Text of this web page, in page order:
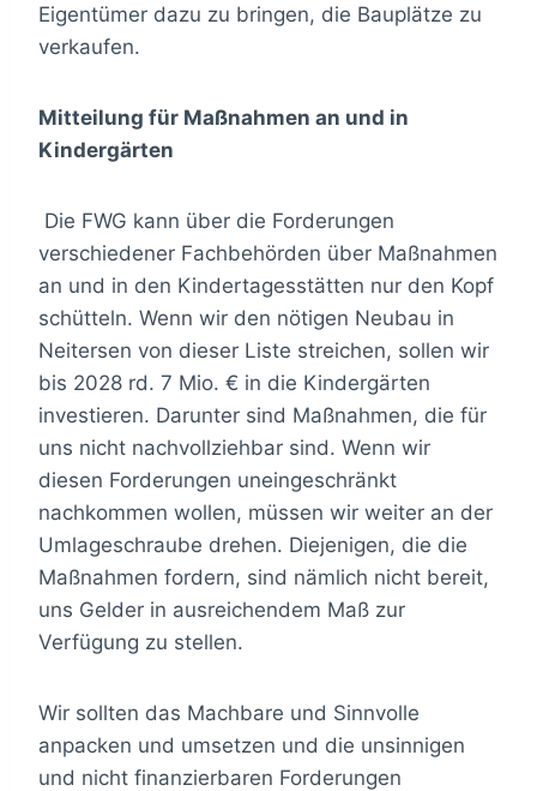
Eigentümer dazu zu bringen, die Bauplätze zu
verkaufen.
Mitteilung für Maßnahmen an und in
Kindergärten
Die FWG kann über die Forderungen
verschiedener Fachbehörden über Maßnahmen
an und in den Kindertagesstätten nur den Kopf
schütteln. Wenn wir den nötigen Neubau in
Neitersen von dieser Liste streichen, sollen wir
bis 2028 rd. 7 Mio. € in die Kindergärten
investieren. Darunter sind Maßnahmen, die für
uns nicht nachvollziehbar sind. Wenn wir
diesen Forderungen uneingeschränkt
nachkommen wollen, müssen wir weiter an der
Umlageschraube drehen. Diejenigen, die die
Maßnahmen fordern, sind nämlich nicht bereit,
uns Gelder in ausreichendem Maß zur
Verfügung zu stellen.
Wir sollten das Machbare und Sinnvolle
anpacken und umsetzen und die unsinnigen
und nicht finanzierbaren Forderungen